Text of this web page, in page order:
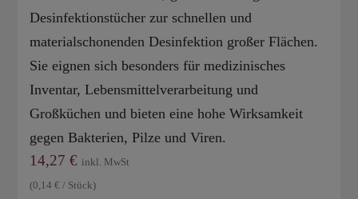
Desinfektionstücher zur schnellen und
materialschonenden Desinfektion großer Flächen.
Sie eignen sich besonders für medizinisches
Inventar, Lebensmittelverarbeitung und
Großküchen und bieten eine hohe Wirksamkeit
gegen Bakterien, Pilze und Viren.
14,27€ inkl. MwSt
(0,14€ / Stück)